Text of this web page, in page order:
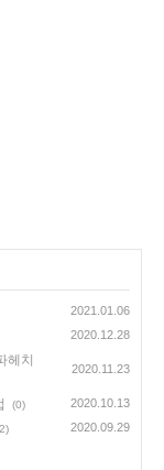
2021.01.06
2020.12.28
헤치
2020.11.23
(0) 2020.10.13
2020.09.29